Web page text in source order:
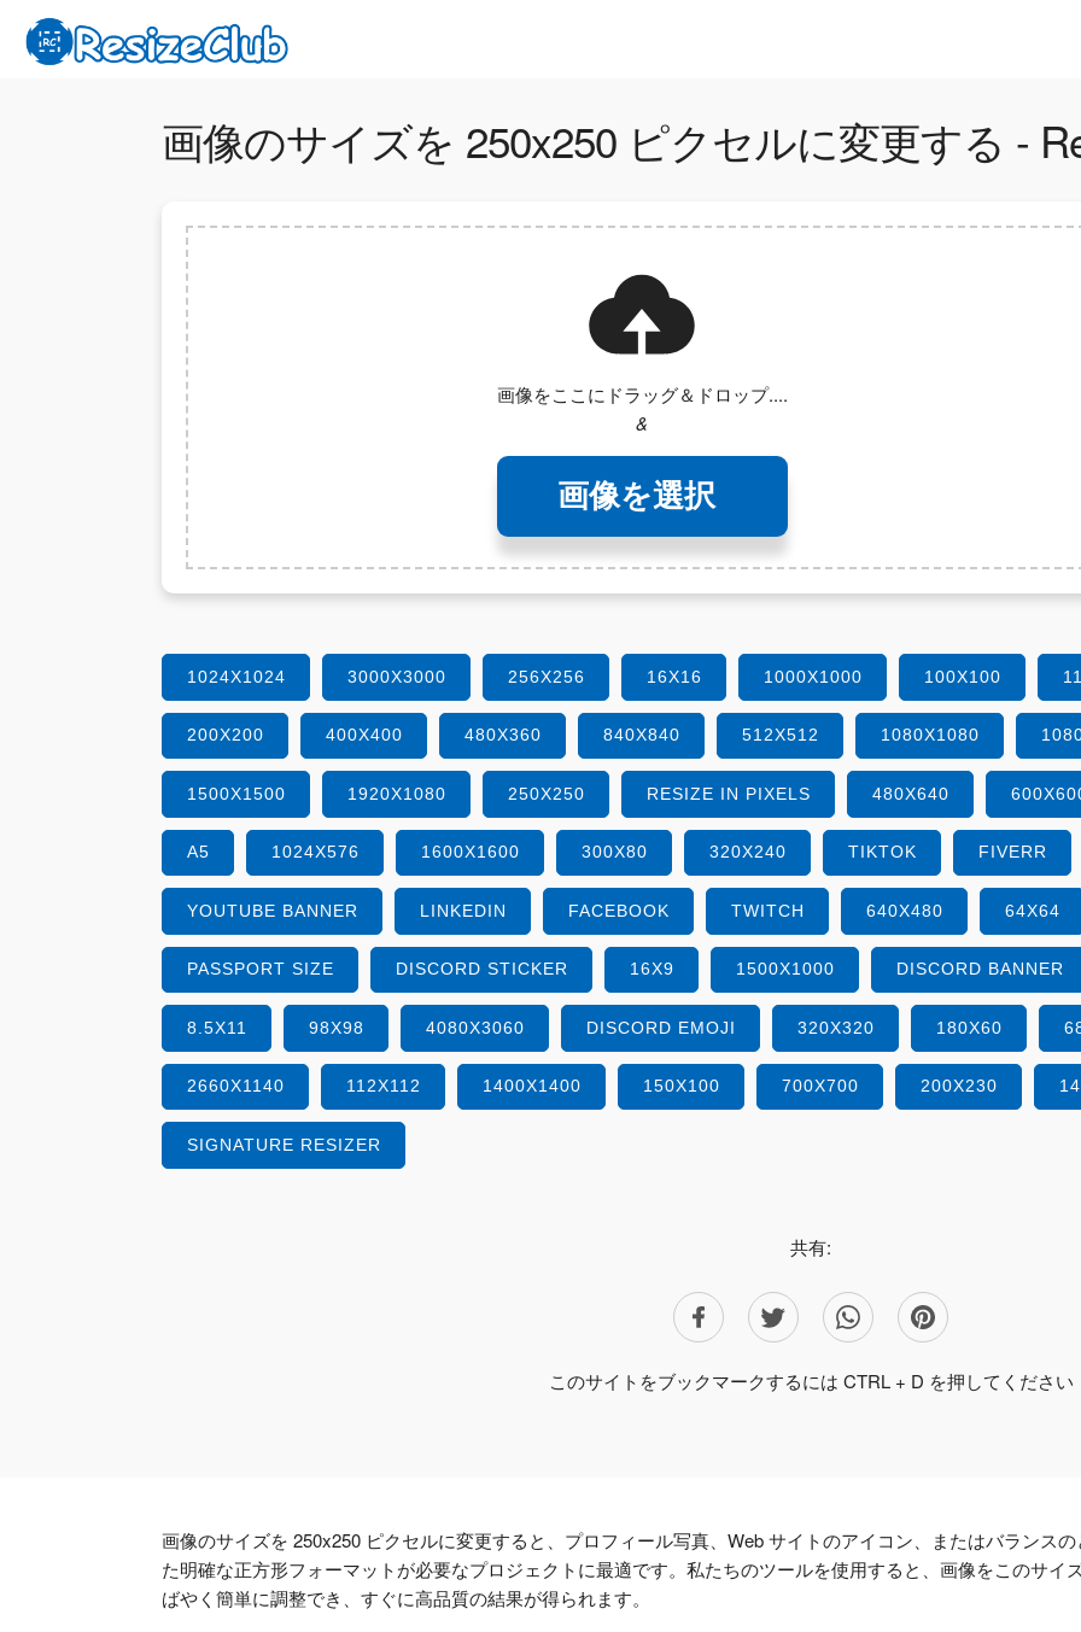
画像のサイズを 250x250 ピクセルに変更する -
画像をここにドラッグ＆ドロップ....
&
画像を選択
1024X1024 3000X3000 256X256 16X16 1000X1000 100X100
200X200 400X400 480X360 840X840 512X512 1080X1080
1500X1500 1920X1080 250X250 RESIZE IN PIXELS 480X640
A5 1024X576 1600X1600 300X80 320X240 TIKTOK FIVERR
YOUTUBE BANNER LINKEDIN FACEBOOK TWITCH 640X480 64X64
PASSPORT SIZE DISCORD STICKER 16X9 1500X1000 DISCORD BANNER
8.5X11 98X98 4080X3060 DISCORD EMOJI 320X320 180X60
2660X1140 112X112 1400X1400 150X100 700X700 200X230
SIGNATURE RESIZER
共有:
このサイトをブックマークするには CTRL + D を押してください
画像のサイズを 250x250 ピクセルに変更すると、プロフィール写真、Web サイトのアイコン、またはバランス
た明確な正方形フォーマットが必要なプロジェクトに最適です。私たちのツールを使用すると、画像をこのサイ
ばやく簡単に調整でき、すぐに高品質の結果が得られます。